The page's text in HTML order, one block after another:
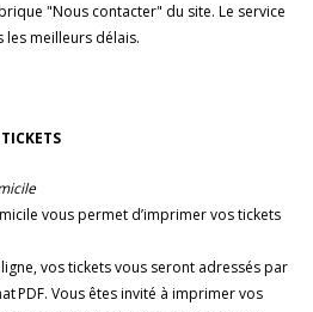
"Nous contacter" du site. Le service
meilleurs délais.
vous permet d’imprimer vos tickets
vos tickets vous seront adressés par
PDF. Vous êtes invité à imprimer vos